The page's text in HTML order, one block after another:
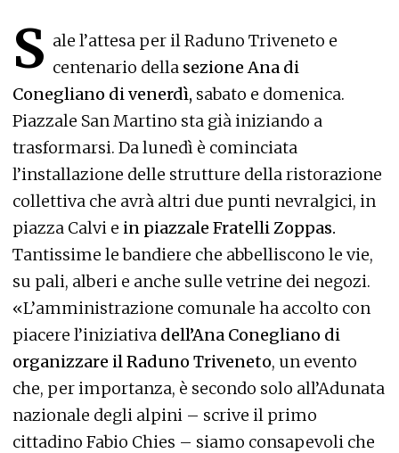
S ale l’attesa per il Raduno Triveneto e
centenario della sezione Ana di
Conegliano di venerdì, sabato e domenica.
Piazzale San Martino sta già iniziando a
trasformarsi. Da lunedì è cominciata
l’installazione delle strutture della ristorazione
collettiva che avrà altri due punti nevralgici, in
piazza Calvi e in piazzale Fratelli Zoppas.
Tantissime le bandiere che abbelliscono le vie,
su pali, alberi e anche sulle vetrine dei negozi.
«L’amministrazione comunale ha accolto con
piacere l’iniziativa dell’Ana Conegliano di
organizzare il Raduno Triveneto, un evento
che, per importanza, è secondo solo all’Adunata
nazionale degli alpini – scrive il primo
cittadino Fabio Chies – siamo consapevoli che